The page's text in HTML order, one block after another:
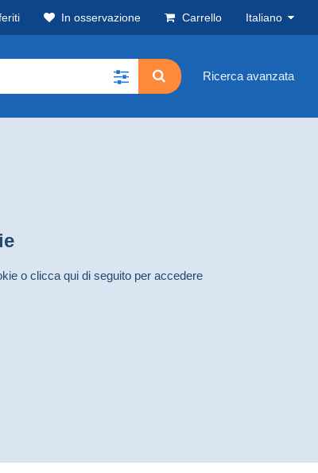
In osservazione Carrello Italiano
Ricerca avanzata
o clicca qui di seguito per accedere